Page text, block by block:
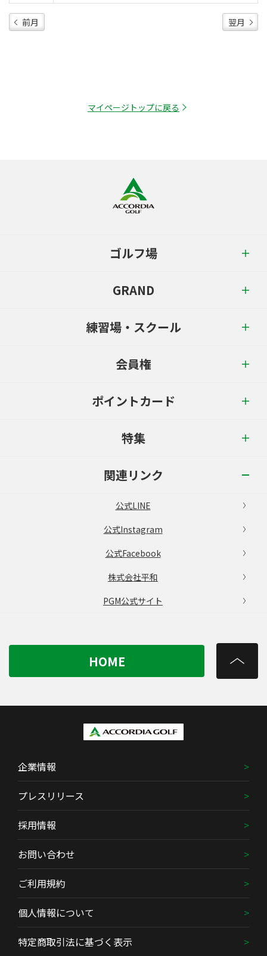
前月 翌月
マイページトップに戻る
ゴルフ場
GRAND
練習場・スクール
会員権
ポイントカード
特集
関連リンク
公式LINE
公式Instagram
公式Facebook
株式会社平和
PGM公式サイト
HOME
企業情報
プレスリリース
採用情報
お問い合わせ
ご利用規約
個人情報について
特定商取引法に基づく表示